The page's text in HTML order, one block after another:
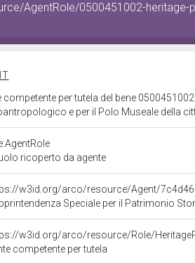
AgentRole/0500451002-heritage-
IT
competente per tutela del bene
e per il Polo Museale della
ricoperto da agente
w3id.org/arco/resource/Agent/
Speciale per il Patrimonio
w3id.org/arco/resource/Role/
competente per tutela